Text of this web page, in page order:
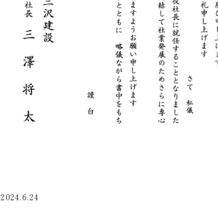
2024.6.24